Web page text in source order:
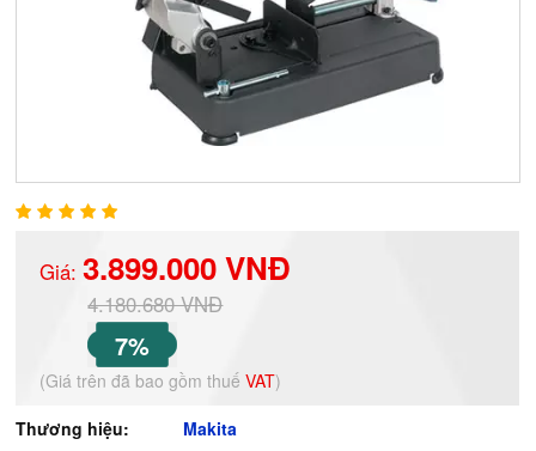
Giá:3.899.000 VNĐ
4.180.680 VNĐ
7%
(Giá trên đã bao gồm thuếVAT)
Thương hiệu:
Makita